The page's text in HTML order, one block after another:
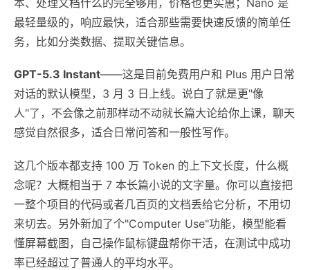
本、处理文档什么的完全够用，价格也更实惠；Nano 是
最轻量级的，响应最快，适合那些需要快速反馈的简单任
务，比如分类数据、提取关键信息。
GPT-5.3 Instant——这是目前免费用户和 Plus 用户日常
对话的默认模型，3 月 3 日上线。说白了就是更"像
人"了，不会像之前那样动不动就长篇大论给你上课，聊天
感觉自然很多，适合日常问答和一般性写作。
这几个版本都支持 100 万 Token 的上下文长度，什么概
念呢？大概相当于 7 本长篇小说的文字量。你可以直接把
一整个项目的代码或者几百页的文档丢给它分析，不用切
来切去。另外新加了个"Computer Use"功能，模型能看
懂屏幕截图，自己操作鼠标键盘帮你干活，在测试中成功
率已经超过了普通人的平均水平。